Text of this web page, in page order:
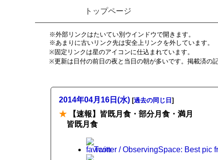
トップページ
※外部リンクはたいてい別ウインドウで開きます。
※あまりに古いリンク先は安全上リンクを外しています。
※固定リンクは星のアイコンに仕込まれています。
※更新は日付の前日の夜と当日の朝が多いです。掲載済の
2014年04月16日(水) [過去の同じ日 ]
★ 【速報】皆既月食・部分月食・満月
皆既月食
Twitter / ObservingSpace: Best pic